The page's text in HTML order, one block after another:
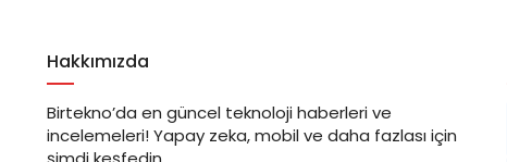
Hakkımızda
Birtekno’da en güncel teknoloji haberleri ve
incelemeleri! Yapay zeka, mobil ve daha fazlası için